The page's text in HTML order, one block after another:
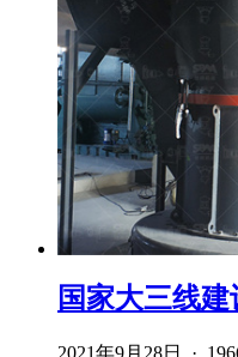
国家大三线
2021年9月28日 ·